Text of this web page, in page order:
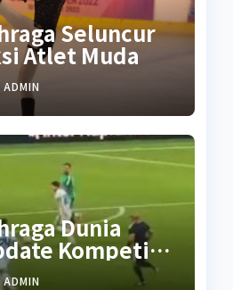
Seluncur
Atlet Muda
ADMIN
Dunia
Kompetisi
ADMIN